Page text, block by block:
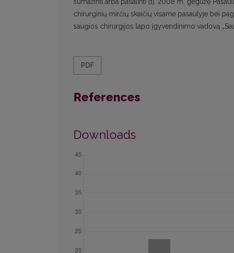
sumažinti arba pašalinti [1]. 2008 m. gegužę
chirurginių mirčių skaičių visame pasaulyje bei
saugios chirurgijos lapo įgyvendinimo vadovą
PDF
References
Downloads